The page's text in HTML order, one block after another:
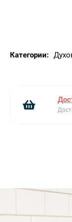
камеры|а
делает
жировые
меньше тратить
Категории: